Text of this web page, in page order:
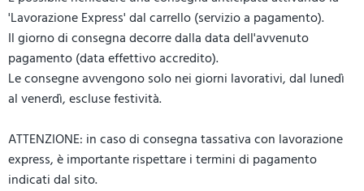
'Lavorazione Express' dal carrello (servizio a pagamento).
Il giorno di consegna decorre dalla data dell'avvenuto
pagamento (data effettivo accredito).
Le consegne avvengono solo nei giorni lavorativi, dal lunedì
al venerdì, escluse festività.
ATTENZIONE: in caso di consegna tassativa con lavorazione
express, è importante rispettare i termini di pagamento
indicati dal sito.